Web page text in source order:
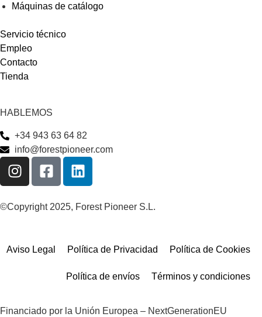
Máquinas de catálogo
Servicio técnico
Empleo
Contacto
Tienda
HABLEMOS
+34 943 63 64 82
info@forestpioneer.com
©Copyright 2025, Forest Pioneer S.L.
Aviso Legal Política de Privacidad Política de Cookies
Política de envíos Términos y condiciones
Financiado por la Unión Europea – NextGenerationEU